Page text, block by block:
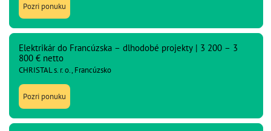
Pozri ponuku
Elektrikár do Francúzska – dlhodobé projekty | 3 200 – 3
800 € netto
CHRISTAL s. r. o., Francúzsko
Pozri ponuku